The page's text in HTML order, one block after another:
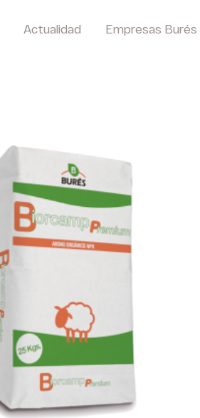
Actualidad Empresas Burés